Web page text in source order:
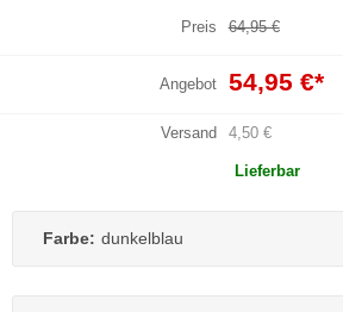
Preis 64,95 €
Angebot 54,95 €*
Versand 4,50 €
Lieferbar
Farbe: dunkelblau